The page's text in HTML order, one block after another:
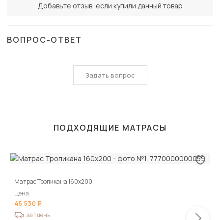
Добавьте отзыв, если купили данный товар
ВОПРОС-ОТВЕТ
Задать вопрос
ПОДХОДЯЩИЕ МАТРАСЫ
Матрас Тропикана 160х200
Цена
45 530
за 1 день